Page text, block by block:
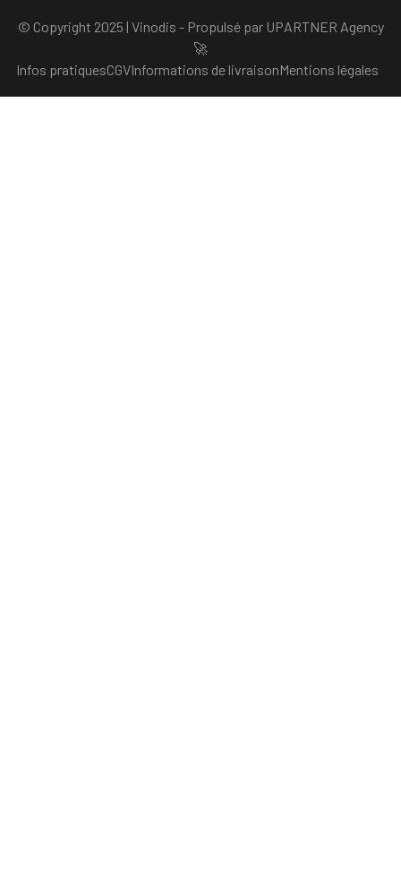
© Copyright 2025 | Vinodis - Propulsé par UPARTNER Agency
🚀
Infos pratiquesCGVInformations de livraisonMentions légales